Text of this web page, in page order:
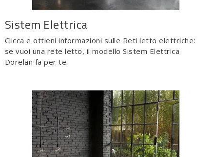
Sistem Elettrica
Clicca e ottieni informazioni sulle Reti letto elettriche:
se vuoi una rete letto, il modello Sistem Elettrica
Dorelan fa per te.